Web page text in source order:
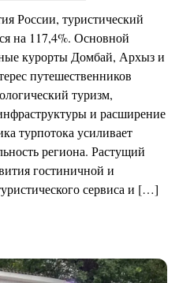
России, туристический
на 117,4%. Основной
курорты Домбай, Архыз и
путешественников
туризм,
и расширение
турпотока усиливает
региона. Растущий
гостиничной и
сервиса и […]